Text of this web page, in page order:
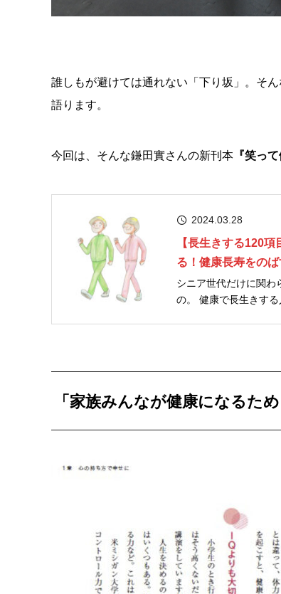
誰しもが避けては通れない「下り坂」。そ
語ります。
今回は、そんな鎌田實さんの新刊本 『笑っ
2024.03.28
【長生きする120
る！健康長寿をの
シニア世代だけに関わ
の。 健康で長生きする人と、そうでない人の違いは、日頃の習慣にあります。 今回は「長生きする120項
「家族みんなが健康になるた